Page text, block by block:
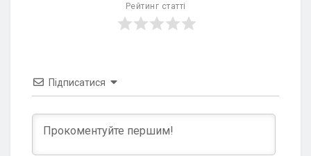
Рейтинг статті
Підписатися